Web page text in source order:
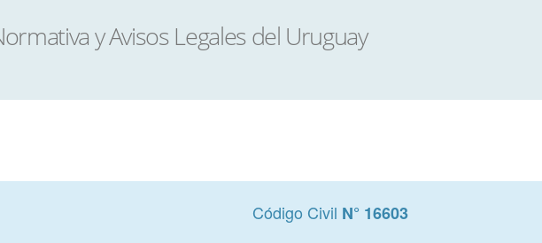
Código Civil N° 16603